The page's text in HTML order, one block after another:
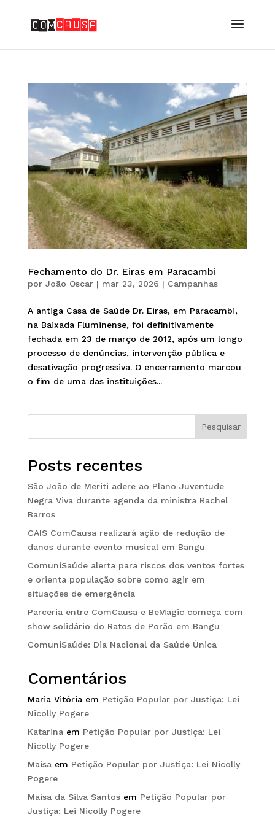
Fechamento do Dr. Eiras em Paracambi
por João Oscar| mar 23, 2026 | Campanhas
A antiga Casa de Saúde Dr. Eiras, em Paracambi,
na Baixada Fluminense, foi definitivamente
fechada em 23 de março de 2012, após um longo
processo de denúncias, intervenção pública e
desativação progressiva. O encerramento marcou
o fim de uma das instituições...
Pesquisar
Posts recentes
São João de Meriti adere ao Plano Juventude
Negra Viva durante agenda da ministra Rachel
Barros
CAIS ComCausa realizará ação de redução de
danos durante evento musical em Bangu
ComuniSaúde alerta para riscos dos ventos fortes
e orienta população sobre como agir em
situações de emergência
Parceria entre ComCausa e BeMagic começa com
show solidário do Ratos de Porão em Bangu
ComuniSaúde: Dia Nacional da Saúde Única
Comentários
Maria Vitóriaem Petição Popular por Justiça: Lei
Nicolly Pogere
Katarinaem Petição Popular por Justiça: Lei
Nicolly Pogere
Maisaem Petição Popular por Justiça: Lei Nicolly
Pogere
Maisa da Silva Santosem Petição Popular por
Justiça: Lei Nicolly Pogere